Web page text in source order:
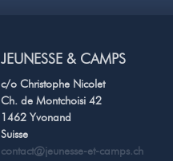
JEUNESSE & CAMPS
c/o Christophe Nicolet
Ch. de Montchoisi 42
1462 Yvonand
Suisse
contact@jeunesse-et-camps.ch